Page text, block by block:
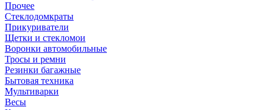
Прочее
Стеклодомкраты
Прикуриватели
Щетки и стекломои
Воронки автомобильные
Тросы и ремни
Резинки багажные
Бытовая техника
Мультиварки
Весы